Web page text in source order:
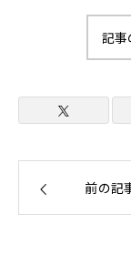
記事
前の記